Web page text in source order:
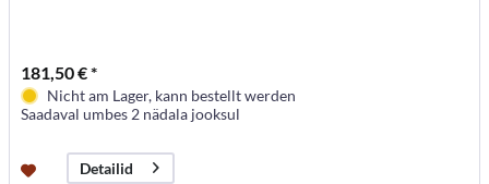
181,50 € *
Nicht am Lager, kann bestellt werden
Saadaval umbes 2 nädala jooksul
Detailid